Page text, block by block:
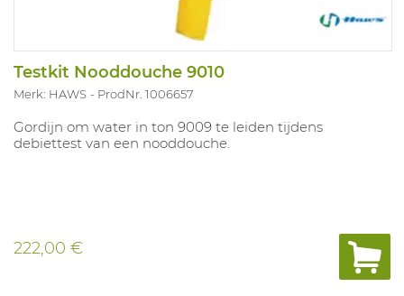
Testkit Nooddouche 9010
Merk: HAWS ProdNr. 1006657
Gordijn om water in ton 9009 te leiden tijdens
debiettest van een nooddouche.
222,00 €